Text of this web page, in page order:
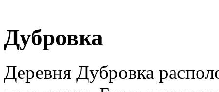
Дубровка
Деревня Дубровка